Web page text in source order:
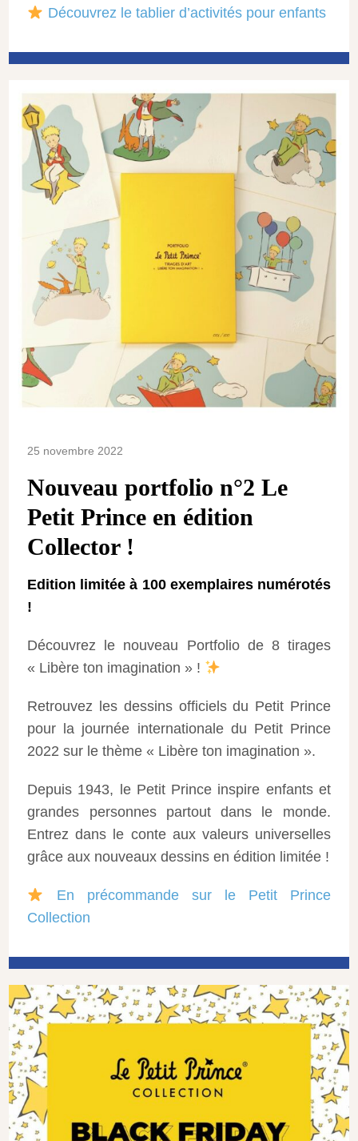
Découvrez le tablier d’activités pour enfants
25 novembre 2022
Nouveau portfolio n°2 Le
Petit Prince en édition
Collector !
Edition limitée à 100 exemplaires numérotés
!
Découvrez le nouveau Portfolio de 8 tirages
« Libère ton imagination » !
Retrouvez les dessins officiels du Petit Prince
pour la journée internationale du Petit Prince
2022 sur le thème « Libère ton imagination ».
Depuis 1943, le Petit Prince inspire enfants et
grandes personnes partout dans le monde.
Entrez dans le conte aux valeurs universelles
grâce aux nouveaux dessins en édition limitée !
En précommande sur le Petit Prince
Collection